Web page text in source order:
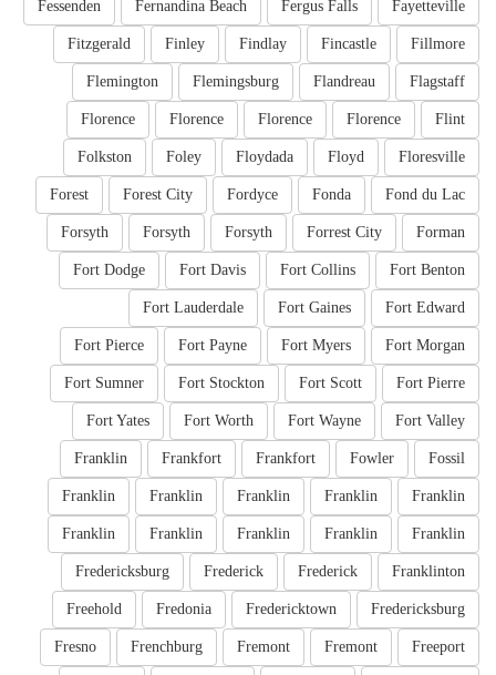
Fayetteville
Fergus Falls
Fernandina Beach
Fessenden
Fillmore
Fincastle
Findlay
Finley
Fitzgerald
Flagstaff
Flandreau
Flemingsburg
Flemington
Flint
Florence
Florence
Florence
Florence
Floresville
Floyd
Floydada
Foley
Folkston
Fond du Lac
Fonda
Fordyce
Forest City
Forest
Forman
Forrest City
Forsyth
Forsyth
Forsyth
Fort Benton
Fort Collins
Fort Davis
Fort Dodge
Fort Edward
Fort Gaines
Fort Lauderdale
Fort Morgan
Fort Myers
Fort Payne
Fort Pierce
Fort Pierre
Fort Scott
Fort Stockton
Fort Sumner
Fort Valley
Fort Wayne
Fort Worth
Fort Yates
Fossil
Fowler
Frankfort
Frankfort
Franklin
Franklin
Franklin
Franklin
Franklin
Franklin
Franklin
Franklin
Franklin
Franklin
Franklin
Franklinton
Frederick
Frederick
Fredericksburg
Fredericksburg
Fredericktown
Fredonia
Freehold
Freeport
Fremont
Fremont
Frenchburg
Fresno